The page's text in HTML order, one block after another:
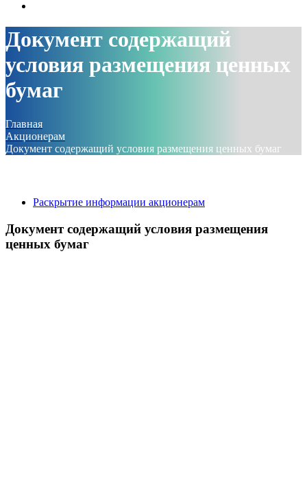
Документ содержащий
условия размещения ценных
бумаг
Главная
Акционерам
Документ содержащий условия размещения ценных бумаг
Раскрытие информации акционерам
Документ содержащий условия размещения
ценных бумаг